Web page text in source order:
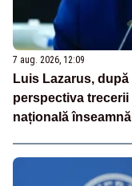
7 aug. 2026, 12:09
Luis Lazarus,
perspectiva trecerii
națională